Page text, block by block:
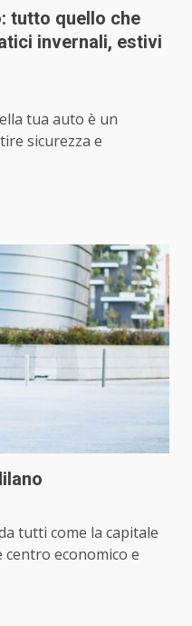
tutto quello che
invernali, estivi
tua auto è un
sicurezza e
tutti come la capitale
economico e